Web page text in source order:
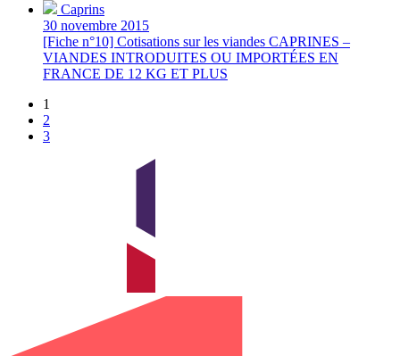
Caprins
30 novembre 2015
[Fiche n°10] Cotisations sur les viandes CAPRINES –
VIANDES INTRODUITES OU IMPORTÉES EN
FRANCE DE 12 KG ET PLUS
1
2
3